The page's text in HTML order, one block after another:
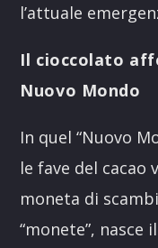
l’attuale
Il cioccolato
Nuovo Mondo
In quel “Nuovo
le fave del cacao
moneta di
“monete”, nasce